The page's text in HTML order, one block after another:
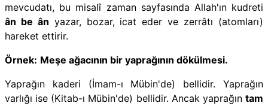
mevcudatı, bu misalî zaman sayfasında Allah'ın kudreti
ân be ân yazar, bozar, icat eder ve zerrâtı (atomları)
hareket ettirir.
Örnek: Meşe ağacının bir yaprağının dökülmesi.
Yaprağın kaderi (İmam-ı Mübin'de) bellidir. Yaprağın
varlığı ise (Kitab-ı Mübin'de) bellidir. Ancak yaprağın tam